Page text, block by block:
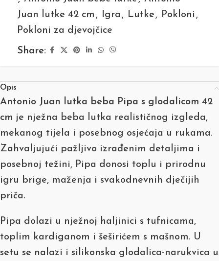
Juan lutke 42 cm , Igra , Lutke , Pokloni ,
Pokloni za djevojčice
Share:
Opis
Antonio Juan lutka beba Pipa s glodalicom 42
cm je nježna beba lutka realističnog izgleda,
mekanog tijela i posebnog osjećaja u rukama.
Zahvaljujući pažljivo izrađenim detaljima i
posebnoj težini, Pipa donosi toplu i prirodnu
igru brige, maženja i svakodnevnih dječijih
priča.
Pipa dolazi u nježnoj haljinici s tufnicama,
toplim kardiganom i šeširićem s mašnom. U
setu se nalazi i silikonska glodalica-narukvica u